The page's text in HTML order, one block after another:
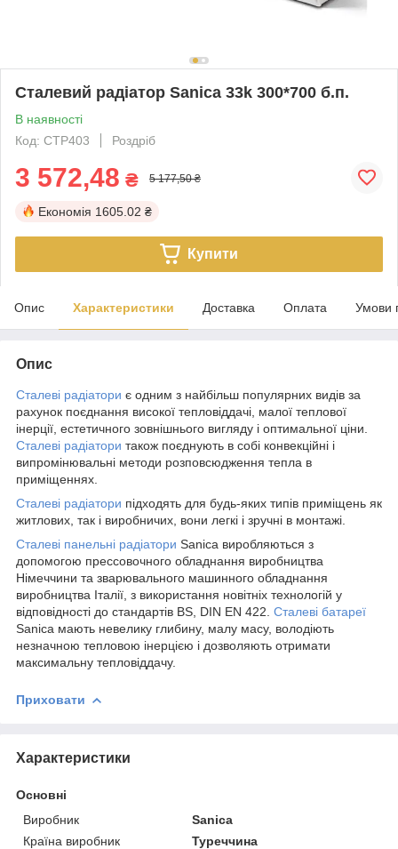
Сталевий радіатор Sanica 33k 300*700 б.п.
В наявності
Код: СТР403
Роздріб
3 572,48 ₴ 5 177,50 ₴
Економія 1605.02 ₴
Купити
Опис Характеристики Доставка Оплата Умови
Опис
Сталеві радіатори є одним з найбільш популярних видів за
рахунок поєднання високої тепловіддачі, малої теплової
інерції, естетичного зовнішнього вигляду і оптимальної ціни.
Сталеві радіатори також поєднують в собі конвекційні і
випромінювальні методи розповсюдження тепла в
приміщеннях.
Сталеві радіатори підходять для будь-яких типів приміщень як
житлових, так і виробничих, вони легкі і зручні в монтажі.
Сталеві панельні радіатори Sanica виробляються з
допомогою прессовочного обладнання виробництва
Німеччини та зварювального машинного обладнання
виробництва Італії, з використання новітніх технологій у
відповідності до стандартів BS, DIN EN 422. Сталеві батареї
Sanica мають невелику глибину, малу масу, володіють
незначною тепловою інерцією і дозволяють отримати
максимальну тепловіддачу.
Приховати
Характеристики
Основні
Виробник
Sanica
Країна виробник
Туреччина